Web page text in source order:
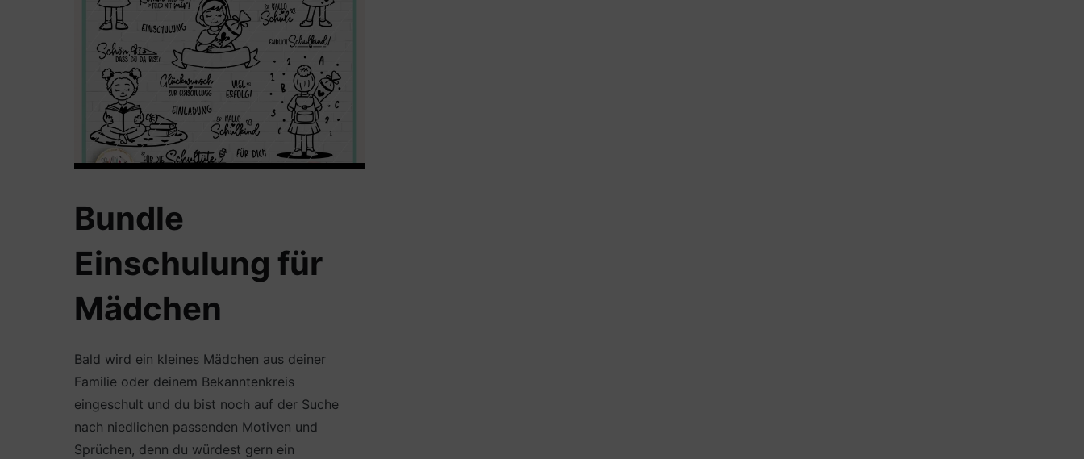
Bundle
Einschulung für
Mädchen
Bald wird ein kleines Mädchen aus deiner
Familie oder deinem Bekanntenkreis
eingeschult und du bist noch auf der Suche
nach niedlichen passenden Motiven und
Sprüchen, denn du würdest gern ein